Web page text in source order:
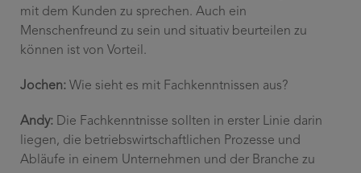
mit dem Kunden zu sprechen. Auch ein
Menschenfreund zu sein und situativ beurteilen zu
können ist von Vorteil.
Jochen: Wie sieht es mit Fachkenntnissen aus?
Andy: Die Fachkenntnisse sollten in erster Linie darin
liegen, die betriebswirtschaftlichen Prozesse und
Abläufe in einem Unternehmen und der Branche zu